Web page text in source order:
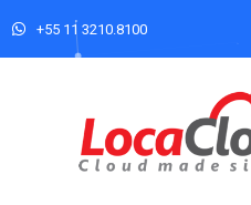
+55 11 3210.8100